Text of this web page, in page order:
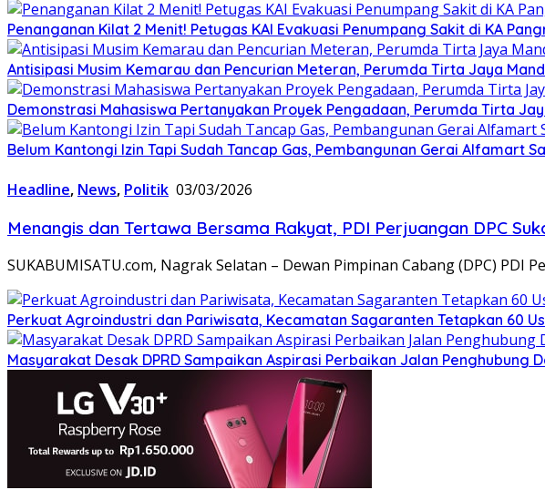
Penanganan Kilat 2 Menit! Petugas KAI Evakuasi Penumpang Sakit di KA
Antisipasi Musim Kemarau dan Pencurian Meteran, Perumda Tirta Jaya
Demonstrasi Mahasiswa Pertanyakan Proyek Pengadaan, Perumda Tirta
Belum Kantongi Izin Tapi Sudah Tancap Gas, Pembangunan Gerai Alfamart
Headline, News, Politik 03/03/2026
Menangis dan Tertawa Bersama Rakyat, PDI Perjuangan DPC
SUKABUMISATU.com, Nagrak Selatan – Dewan Pimpinan Cabang (DPC)
Perkuat Agroindustri dan Pariwisata, Kecamatan Sagaranten Tetapkan 60
Masyarakat Desak DPRD Sampaikan Aspirasi Perbaikan Jalan Penghubung